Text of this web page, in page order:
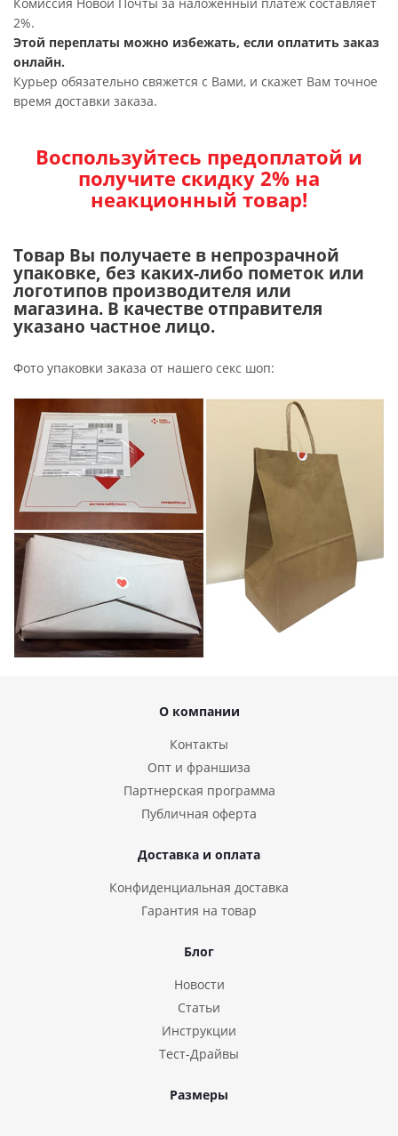
2%.
Этой переплаты можно избежать, если оплатить заказ
онлайн.
Курьер обязательно свяжется с Вами, и скажет Вам точное
время доставки заказа.
Воспользуйтесь предоплатой и
получите скидку 2% на
неакционный товар!
Товар Вы получаете в непрозрачной
упаковке, без каких-либо пометок или
логотипов производителя или
магазина. В качестве отправителя
указано частное лицо.
Фото упаковки заказа от нашего секс шоп:
О компании
Контакты
Опт и франшиза
Партнерская программа
Публичная оферта
Доставка и оплата
Конфиденциальная доставка
Гарантия на товар
Блог
Новости
Статьи
Инструкции
Тест-Драйвы
Размеры